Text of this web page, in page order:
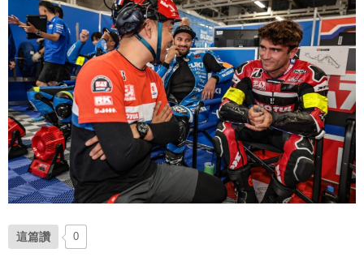
這篇讚 0